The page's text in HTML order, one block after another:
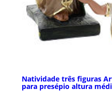
Natividade três figuras
para presépio altura